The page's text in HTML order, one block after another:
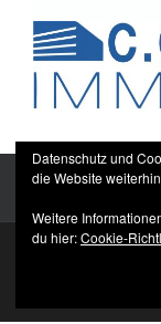
TTC
Datenschutz und
die Website
Weitere
du hier:Cookie-